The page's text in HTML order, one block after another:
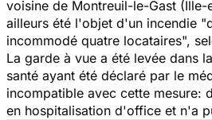
voisine de Montreuil-le-Gast (Ille-
ailleurs été l'objet d'un incendie
incommodé quatre locataires",
La garde à vue a été levée dans
santé ayant été déclaré par le
incompatible avec cette mesure:
en hospitalisation d'office et n'a